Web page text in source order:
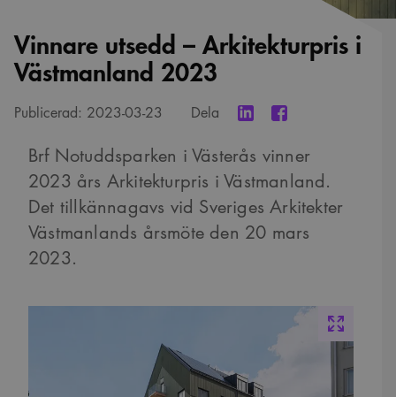
Vinnare utsedd – Arkitekturpris i
Västmanland 2023
Publicerad: 2023-03-23 Dela
Brf Notuddsparken i Västerås vinner
2023 års Arkitekturpris i Västmanland.
Det tillkännagavs vid Sveriges Arkitekter
Västmanlands årsmöte den 20 mars
2023.